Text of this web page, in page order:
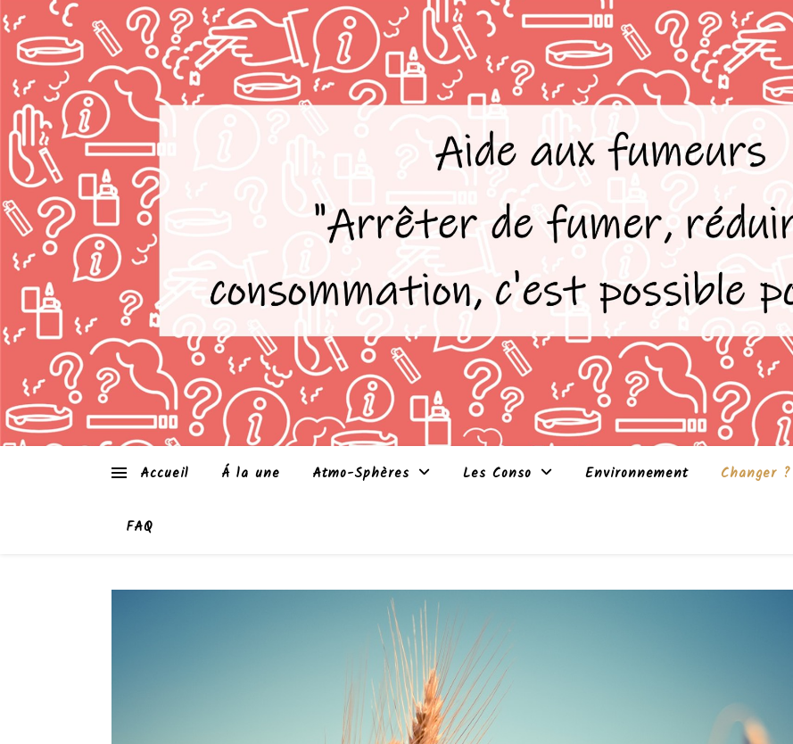
Accueil Á la une Atmo-Sphères Les Conso Environnement Changer ?
FAQ